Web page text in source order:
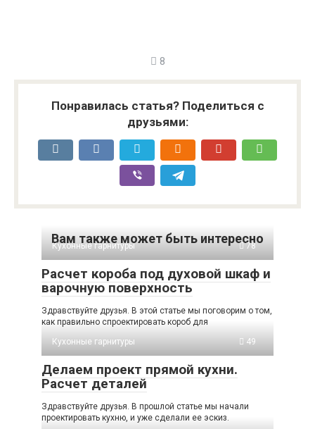
8
Понравилась статья? Поделиться с
друзьями:
Вам также может быть интересно
Кухонные гарнитуры 78
Расчет короба под духовой шкаф и
варочную поверхность
Здравствуйте друзья. В этой статье мы поговорим о том,
как правильно спроектировать короб для
Кухонные гарнитуры
49
Делаем проект прямой кухни.
Расчет деталей
Здравствуйте друзья. В прошлой статье мы начали
проектировать кухню, и уже сделали ее эскиз.